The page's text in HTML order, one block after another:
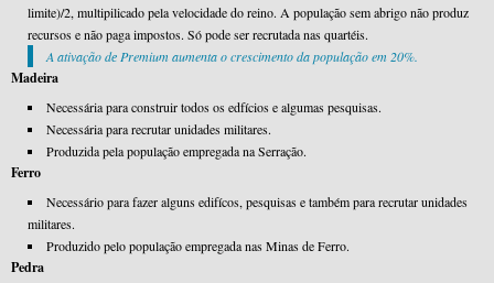
limite)/2, multipilicado pela velocidade do reino. A população sem abrigo não produz
recursos e não paga impostos. Só pode ser recrutada nas quartéis.
A ativação dе Premium aumenta o crescimento da população em 20%.
Madeira
Necessária para construir todos os edfícios e algumas pesquisas.
Necessária para recrutar unidades militares.
Produzida pela população empregada na Serração.
Ferro
Necessário para fazer alguns edifícos, pesquisas e também para recrutar unidades
militares.
Produzido pelo população empregada nas Minas de Ferro.
Pedra